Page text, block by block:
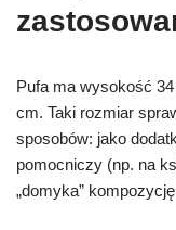
Pufa ma wysokość
cm. Taki rozmiar
sposobów: jako
pomocniczy (np. na
„domyka”